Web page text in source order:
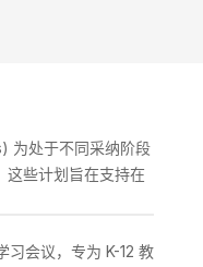
为处于不同采纳阶段
这些计划旨在支持在
习会议，专为 K-12 教